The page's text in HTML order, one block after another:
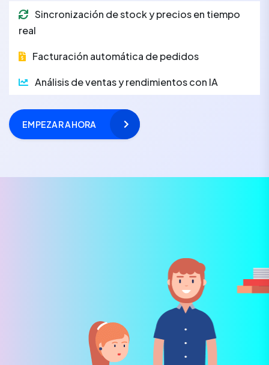
Sincronización de stock y precios en tiempo
real
Facturación automática de pedidos
Análisis de ventas y rendimientos con IA
EMPEZAR AHORA